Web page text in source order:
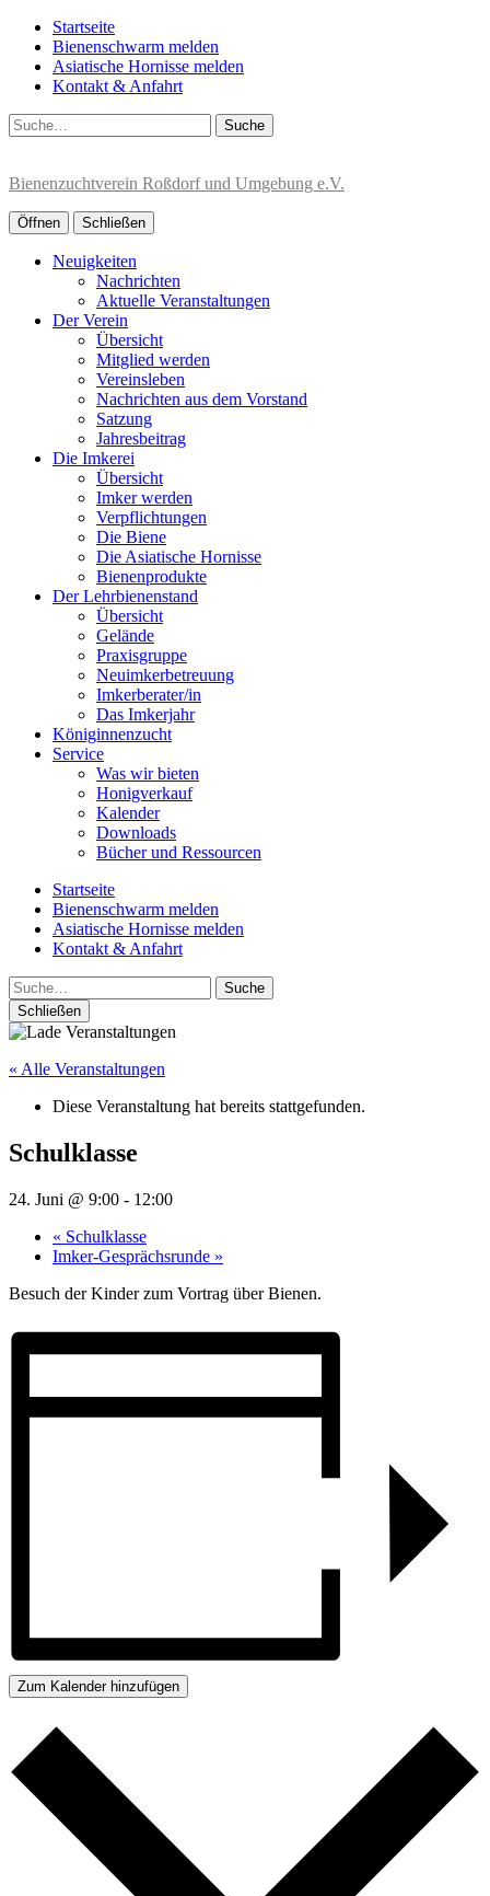
Startseite
Bienenschwarm melden
Asiatische Hornisse melden
Kontakt & Anfahrt
Suche
Bienenzuchtverein Roßdorf und Umgebung e.V.
Öffnen Schließen
Neuigkeiten
Nachrichten
Aktuelle Veranstaltungen
Der Verein
Übersicht
Mitglied werden
Vereinsleben
Nachrichten aus dem Vorstand
Satzung
Jahresbeitrag
Die Imkerei
Übersicht
Imker werden
Verpflichtungen
Die Biene
Die Asiatische Hornisse
Bienenprodukte
Der Lehrbienenstand
Übersicht
Gelände
Praxisgruppe
Neuimkerbetreuung
Imkerberater/in
Das Imkerjahr
Königinnenzucht
Service
Was wir bieten
Honigverkauf
Kalender
Downloads
Bücher und Ressourcen
Startseite
Bienenschwarm melden
Asiatische Hornisse melden
Kontakt & Anfahrt
Suche
Schließen
« Alle Veranstaltungen
Diese Veranstaltung hat bereits stattgefunden.
Schulklasse
24. Juni @ 9:00 - 12:00
« Schulklasse
Imker-Gesprächsrunde »
Besuch der Kinder zum Vortrag über Bienen.
Zum Kalender hinzufügen